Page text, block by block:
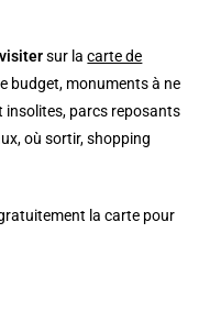
sur lacarte de
budget, monuments à ne
insolites, parcs reposants
où sortir, shopping
la carte pour